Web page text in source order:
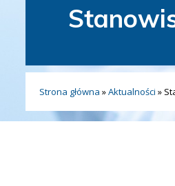
Strona główna »Aktualności »